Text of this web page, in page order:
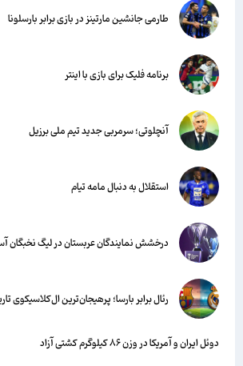
طارمی جانشین مارتینز در بازی برابر بارسلونا
برنامه فلیک برای بازی با اینتر
آنچلوتی؛ سرمربی جدید تیم ملی برزیل
استقلال به دنبال مامه تیام
درخشش نمایندگان عربستان در لیگ نخبگان آسیا
رئال برابر بارسا؛ پرهیجان‌‌ترین ال‌کلاسیکوی تاریخ
دوئل ایران و آمریکا در وزن ۸۶ کیلوگرم کشتی آزاد